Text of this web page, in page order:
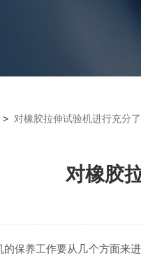
> 对橡胶拉伸试验机进行充分
对橡胶
养工作要从几个方面来进